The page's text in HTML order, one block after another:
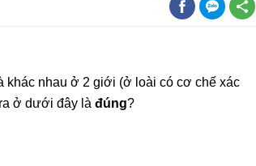
khác nhau ở 2 giới (ở loài có cơ chế xác
ở dưới đây là đúng?